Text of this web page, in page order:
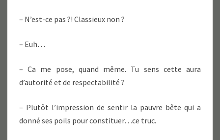
– N’est-ce pas ?! Classieux non ?
– Euh…
– Ca me pose, quand même. Tu sens cette aura
d’autorité et de respectabilité ?
– Plutôt l’impression de sentir la pauvre bête qui a
donné ses poils pour constituer…ce truc.